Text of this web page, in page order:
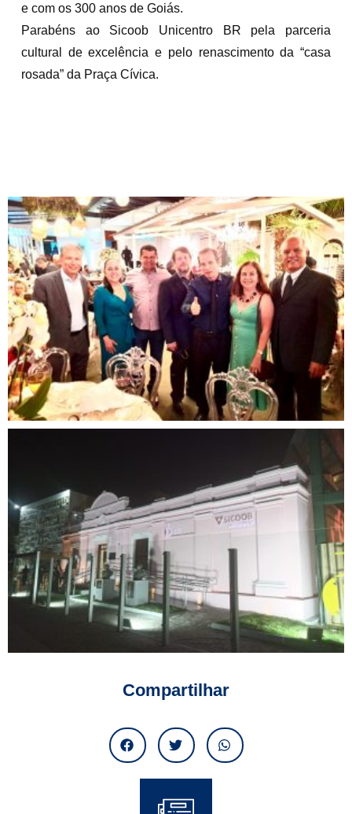
e com os 300 anos de Goiás.
Parabéns ao Sicoob Unicentro BR pela parceria
cultural de excelência e pelo renascimento da “casa
rosada” da Praça Cívica.
Compartilhar